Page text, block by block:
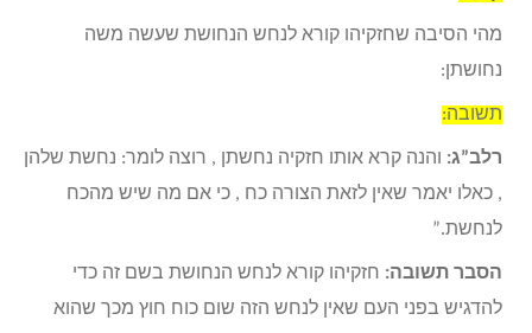
מהי הסיבה שחזקיהו קורא לנחש הנחושת שעשה משה
נחושתן:
תשובה:
רלב”ג: והנה קרא אותו חזקיה נחשתן , רוצה לומר: נחשת שלהן
, כאלו יאמר שאין לזאת הצורה כח , כי אם מה שיש מהכח
לנחשת.”
הסבר תשובה: חזקיהו קורא לנחש הנחושת בשם זה כדי
להדגיש בפני העם שאין לנחש הזה שום כוח חוץ מכך שהוא